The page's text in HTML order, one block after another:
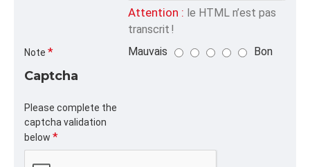
Attention : le HTML n’est pas
transcrit !
Note Mauvais Bon
Captcha
Please complete the
captcha validation
below